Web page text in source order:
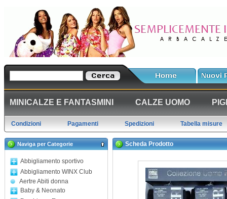
MINICALZE E FANTASMINI CALZE UOMO
Condizioni Pagamenti Spedizioni Tabella misure
Naviga per Categorie
Abbigliamento sportivo
Abbigliamento WINX Club
Aertre Abiti donna
Baby & Neonato
Scheda Prodotto